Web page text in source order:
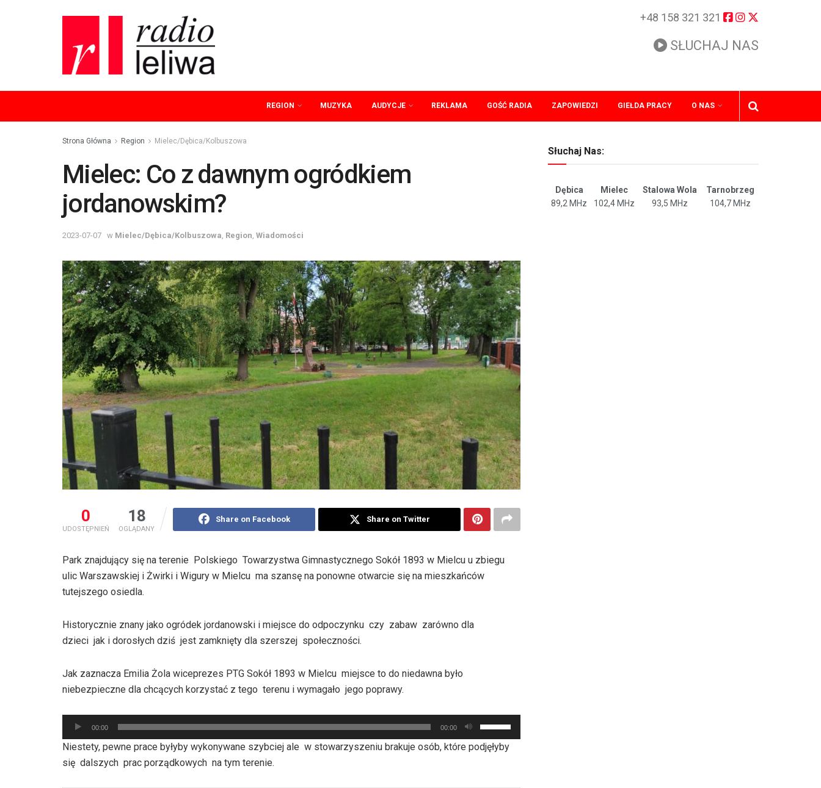
+48 158 321 321
SŁUCHAJ NAS
REGION MUZYKA AUDYCJE REKLAMA GOŚĆ RADIA ZAPOWIEDZI GIEŁDA PRACY O NAS
Strona Główna Region Mielec/Dębica/Kolbuszowa
Mielec: Co z dawnym ogródkiem
jordanowskim?
2023-07-07 w Mielec/Dębica/Kolbuszowa Region Wiadomości
0
UDOSTĘPNIEŃ
18
OGLĄDANY
Share on Facebook Share on Twitter
Park znajdujący się na terenie Polskiego Towarzystwa Gimnastycznego Sokół 1893 w Mielcu u zbiegu
ulic Warszawskiej i Żwirki i Wigury w Mielcu ma szansę na ponowne otwarcie się na mieszkańców
tutejszego osiedla.
Historycznie znany jako ogródek jordanowski i miejsce do odpoczynku czy zabaw zarówno dla
dzieci jak i dorosłych dziś jest zamknięty dla szerszej społeczności.
Jak zaznacza Emilia Żola wiceprezes PTG Sokół 1893 w Mielcu miejsce to do niedawna było
niebezpieczne dla chcących korzystać z tego terenu i wymagało jego poprawy.
Odtwarzacz
plików
dźwiękowych
00:00 00:00
strzałek
do
Niestety, pewne prace byłyby wykonywane szybciej ale w stowarzyszeniu brakuje osób, które podjęłyby
się dalszych prac porządkowych na tym terenie.
Słuchaj Nas:
Dębica Mielec Stalowa Wola
Tarnobrzeg
89,2 MHz
102,4 MHz 93,5 MHz 104,7 MHz